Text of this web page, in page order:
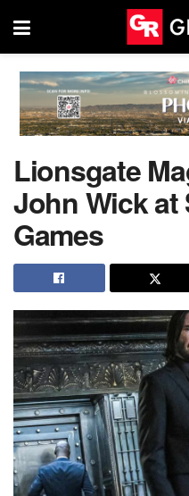
Lionsgate
John Wick at
Games